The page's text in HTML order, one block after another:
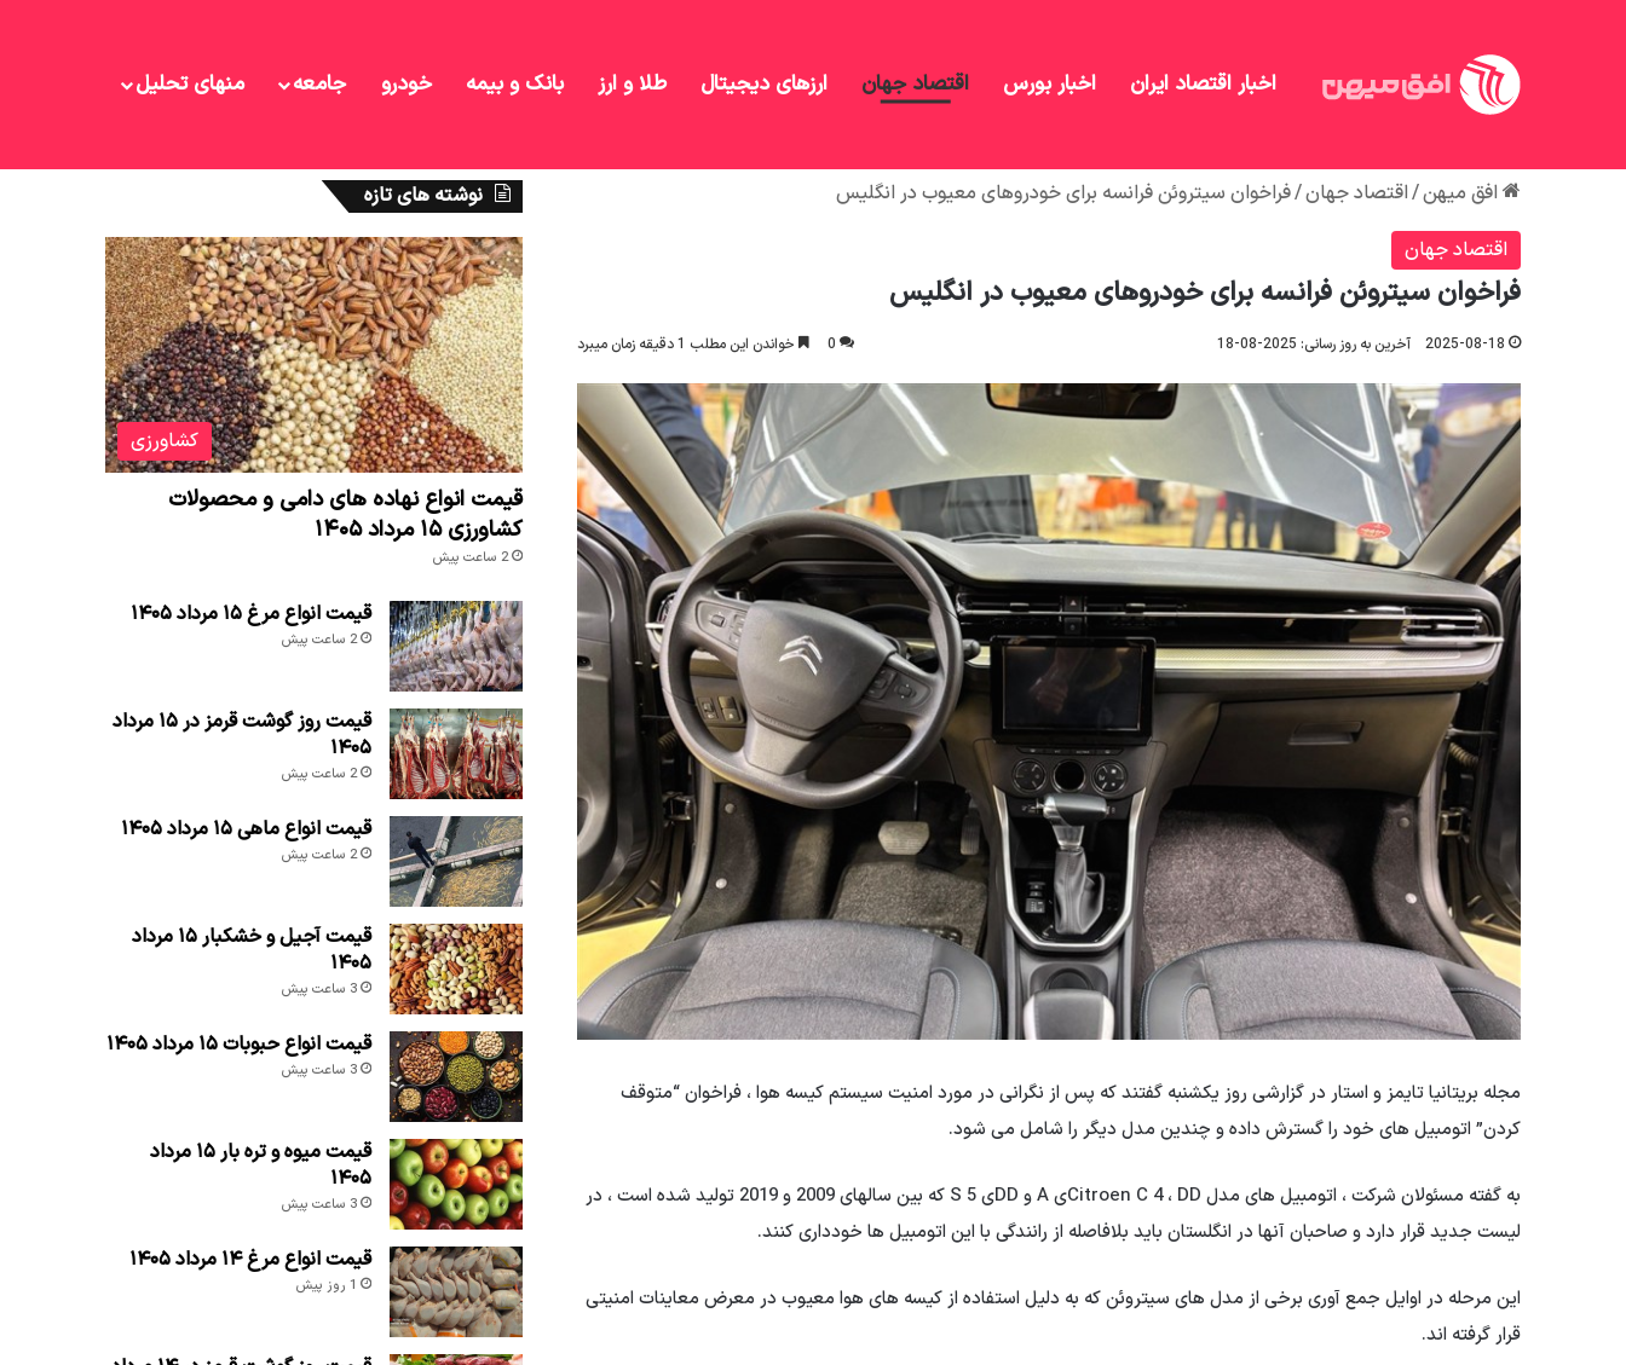
اخبار اقتصاد ایران اخبار بورس اقتصاد جهان ارزهای دیجیتال طلا و ارز بانک و بیمه خودرو جامعه منهای تحلیل
افق میهن/اقتصاد جهان/فراخوان سیتروئن فرانسه برای خودروهای معیوب در انگلیس
اقتصاد جهان
فراخوان سیتروئن فرانسه برای خودروهای معیوب در انگلیس
2025-08-18 آخرین به روز رسانی: 2025-08-18 0 خواندن این مطلب 1 دقیقه زمان میبرد
مجله بریتانیا تایمز و استار در گزارشی روز یکشنبه گفتند که پس از نگرانی در مورد امنیت سیستم کیسه هوا ، فراخوان “متوقف
کردن” اتومبیل های خود را گسترش داده و چندین مدل دیگر را شامل می شود.
به گفته مسئولان شرکت ، اتومبیل های مدل Citroen C 4 ، DDی A و DDی S 5 که بین سالهای 2009 و 2019 تولید شده است ، در
لیست جدید قرار دارد و صاحبان آنها در انگلستان باید بلافاصله از رانندگی با این اتومبیل ها خودداری کنند.
این مرحله در اوایل جمع آوری برخی از مدل های سیتروئن که به دلیل استفاده از کیسه های هوا معیوب در معرض معاینات امنیتی
قرار گرفته اند.
نوشته های تازه
کشاورزی
قیمت انواع نهاده های دامی و محصولات
کشاورزی ۱۵ مرداد ۱۴۰۵
2 ساعت پیش
قیمت انواع مرغ ۱۵ مرداد ۱۴۰۵
2 ساعت پیش
قیمت روز گوشت قرمز در ۱۵ مرداد
۱۴۰۵
2 ساعت پیش
قیمت انواع ماهی ۱۵ مرداد ۱۴۰۵
2 ساعت پیش
قیمت آجیل و خشکبار ۱۵ مرداد
۱۴۰۵
3 ساعت پیش
قیمت انواع حبوبات ۱۵ مرداد ۱۴۰۵
3 ساعت پیش
قیمت میوه و تره بار ۱۵ مرداد
۱۴۰۵
3 ساعت پیش
قیمت انواع مرغ ۱۴ مرداد ۱۴۰۵
1 روز پیش